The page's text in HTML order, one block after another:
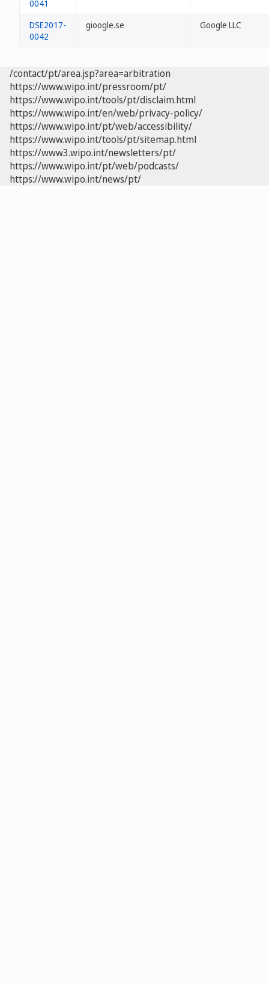
0041
DSE2017-
0042
gioogle.se Google LLC
/contact/pt/area.jsp?area=arbitration
https://www.wipo.int/pressroom/pt/
https://www.wipo.int/tools/pt/disclaim.html
https://www.wipo.int/en/web/privacy-policy/
https://www.wipo.int/pt/web/accessibility/
https://www.wipo.int/tools/pt/sitemap.html
https://www3.wipo.int/newsletters/pt/
https://www.wipo.int/pt/web/podcasts/
https://www.wipo.int/news/pt/